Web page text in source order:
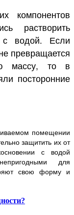
компонентов
растворить
с водой. Если
превращается
массу, то в
посторонние
помещении
защитить их от
с водой
для
свою форму и